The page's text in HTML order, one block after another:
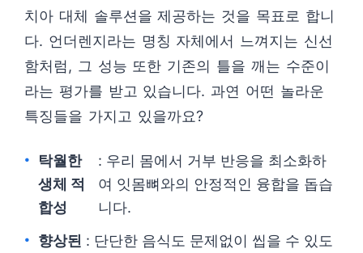
치아 대체 솔루션을 제공하는 것을 목표로 합니
다. 언더렌지라는 명칭 자체에서 느껴지는 신선
함처럼, 그 성능 또한 기존의 틀을 깨는 수준이
라는 평가를 받고 있습니다. 과연 어떤 놀라운
특징들을 가지고 있을까요?
탁월한
생체 적
합성
: 우리 몸에서 거부 반응을 최소화하
여 잇몸뼈와의 안정적인 융합을 돕습
니다.
향상된 : 단단한 음식도 문제없이 씹을 수 있도